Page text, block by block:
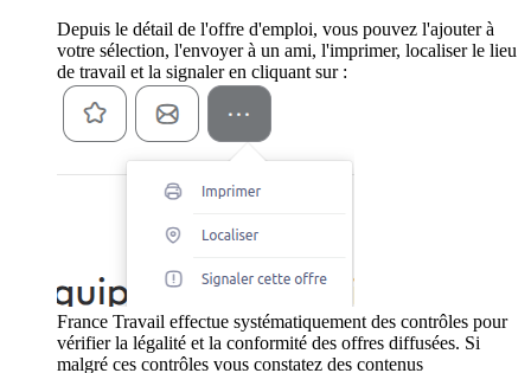
Depuis le détail de l'offre d'emploi, vous pouvez l'ajouter à
votre sélection, l'envoyer à un ami, l'imprimer, localiser le lieu
de travail et la signaler en cliquant sur :
France Travail effectue systématiquement des contrôles pour
vérifier la légalité et la conformité des offres diffusées. Si
malgré ces contrôles vous constatez des contenus